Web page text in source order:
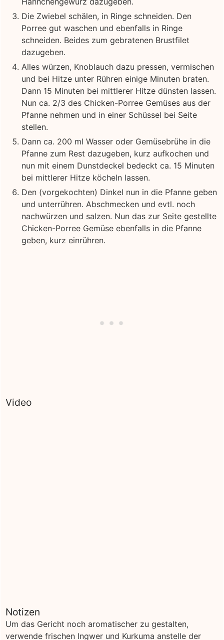
Die Zwiebel schälen, in Ringe schneiden. Den
Porree gut waschen und ebenfalls in Ringe
schneiden. Beides zum gebratenen Brustfilet
dazugeben.
Alles würzen, Knoblauch dazu pressen, vermischen
und bei Hitze unter Rühren einige Minuten braten.
Dann 15 Minuten bei mittlerer Hitze dünsten lassen.
Nun ca. 2/3 des Chicken-Porree Gemüses aus der
Pfanne nehmen und in einer Schüssel bei Seite
stellen.
Dann ca. 200 ml Wasser oder Gemüsebrühe in die
Pfanne zum Rest dazugeben, kurz aufkochen und
nun mit einem Dunstdeckel bedeckt ca. 15 Minuten
bei mittlerer Hitze köcheln lassen.
Den (vorgekochten) Dinkel nun in die Pfanne geben
und unterrühren. Abschmecken und evtl. noch
nachwürzen und salzen. Nun das zur Seite gestellte
Chicken-Porree Gemüse ebenfalls in die Pfanne
geben, kurz einrühren.
Video
Notizen
Um das Gericht noch aromatischer zu gestalten,
verwende frischen Ingwer und Kurkuma anstelle der